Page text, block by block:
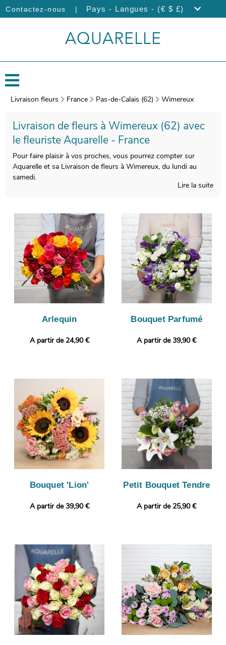
Contactez-nous | Pays - Langues - (€ $ £)
Livraison fleurs France Pas-de-Calais (62) Wimereux
Livraison de fleurs à Wimereux (62) avec
le fleuriste Aquarelle - France
Pour faire plaisir à vos proches, vous pourrez compter sur
Aquarelle et sa Livraison de fleurs à Wimereux, du lundi au
samedi.
vos souhaits. À l’issue de sa réalisation, nous photographierons
votre bouquet. Vous recevrez ensuite cette photographie de
manière à ce que vous puissiez vous assurer que le bouquet de
fleurs que nous avons composé sera identique à celui que vous
avez commandé. Puis, il sera envoyé très rapidement à
Wimereux. Rendez votre bouquet plus personnel encore en
ajoutant gratuitement un message personnalisé, ou une photo
imprimée.
Lire la suite
Arlequin
A partir de 24,90 €
Bouquet Parfumé
A partir de 39,90 €
Bouquet 'Lion'
A partir de 39,90 €
Petit Bouquet Tendre
A partir de 25,90 €